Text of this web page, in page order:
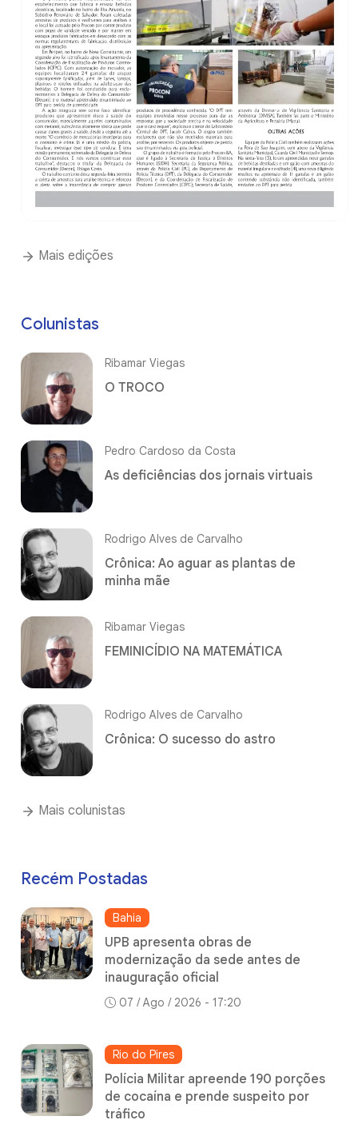
Mais edições
Colunistas
Ribamar Viegas
O TROCO
Pedro Cardoso da Costa
As deficiências dos jornais virtuais
Rodrigo Alves de Carvalho
Crônica: Ao aguar as plantas de
minha mãe
Ribamar Viegas
FEMINICÍDIO NA MATEMÁTICA
Rodrigo Alves de Carvalho
Crônica: O sucesso do astro
Mais colunistas
Recém Postadas
Bahia
UPB apresenta obras de
modernização da sede antes de
inauguração oficial
07 / Ago / 2026 - 17:20
Rio do Pires
Polícia Militar apreende 190 porções
de cocaína e prende suspeito por
tráfico